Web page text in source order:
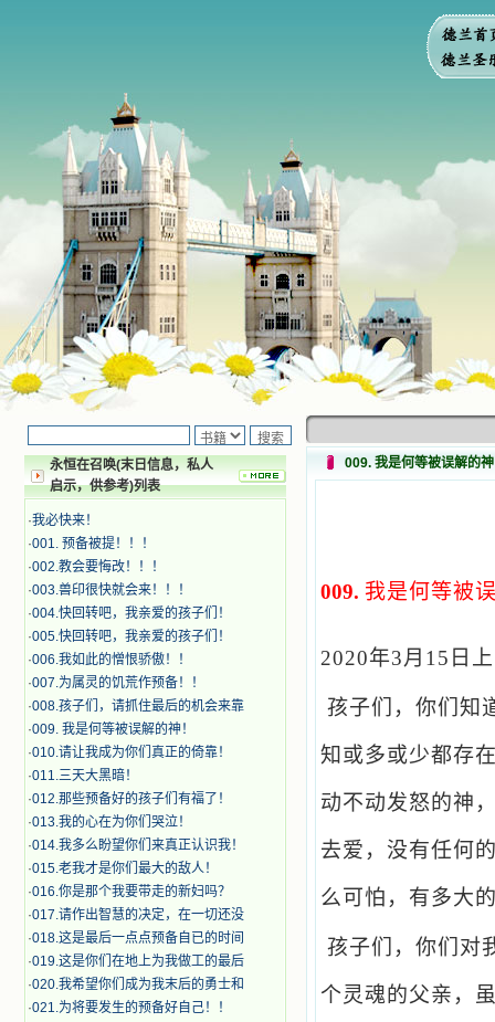
永恒在召唤(末日信息，私人
启示，供参考)列表
·我必快来！
·001. 预备被提！！！
·002.教会要悔改！！！
·003.兽印很快就会来！！！
·004.快回转吧，我亲爱的孩子们！
·005.快回转吧，我亲爱的孩子们！
·006.我如此的憎恨骄傲！！
·007.为属灵的饥荒作预备！！
·008.孩子们，请抓住最后的机会来靠
·009. 我是何等被误解的神！
·010.请让我成为你们真正的倚靠！
·011.三天大黑暗！
·012.那些预备好的孩子们有福了！
·013.我的心在为你们哭泣！
·014.我多么盼望你们来真正认识我！
·015.老我才是你们最大的敌人！
·016.你是那个我要带走的新妇吗？
·017.请作出智慧的决定，在一切还没
·018.这是最后一点点预备自已的时间
·019.这是你们在地上为我做工的最后
·020.我希望你们成为我末后的勇士和
·021.为将要发生的预备好自己！！
009. 我是何等被误解的
009. 我是何等被
2020年3月15日
孩子们，你们知
知或多或少都存
动不动发怒的神
去爱，没有任何
么可怕，有多大
孩子们，你们对
个灵魂的父亲，